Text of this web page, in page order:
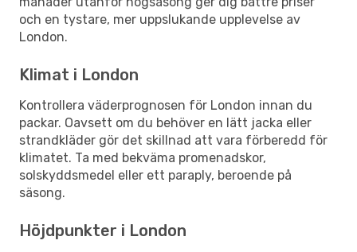
och en tystare, mer uppslukande upplevelse av
London.
Klimat i London
Kontrollera väderprognosen för London innan du
packar. Oavsett om du behöver en lätt jacka eller
strandkläder gör det skillnad att vara förberedd för
klimatet. Ta med bekväma promenadskor,
solskyddsmedel eller ett paraply, beroende på
säsong.
Höjdpunkter i London